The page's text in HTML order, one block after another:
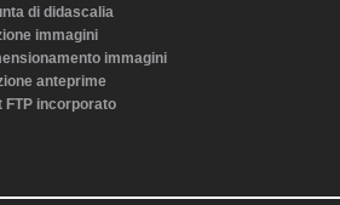
di didascalia
immagini
immagini
anteprime
FTP incorporato